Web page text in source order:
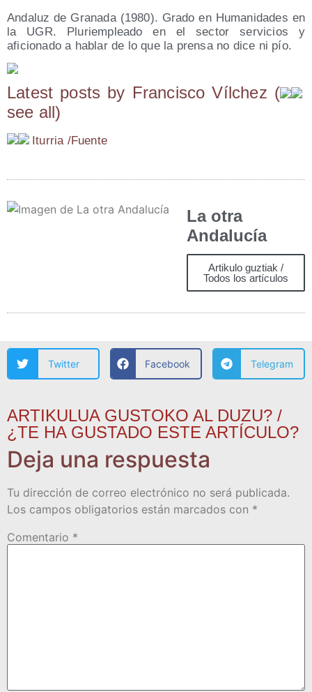
Andaluz de Granada (1980). Grado en Humanidades en
la UGR. Pluriempleado en el sector servicios y
aficionado a hablar de lo que la prensa no dice ni pío.
Latest posts by Fran­cis­co Víl­chez (
see all)
Itu­rria /​Fuen­te
La otra
Andalucía
Artikulo guztiak /
Todos los artículos
Twitter Facebook Telegram
ARTIKULUA GUSTOKO AL DUZU? /
¿TE HA GUSTADO ESTE ARTÍCULO?
Deja una respuesta
Tu dirección de correo electrónico no será publicada.
Los campos obligatorios están marcados con *
Comentario *